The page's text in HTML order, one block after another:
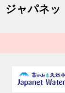
ジャパネッ